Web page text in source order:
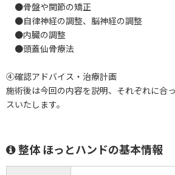
●骨盤や関節の矯正
●自律神経の調整、脳神経の調整
●内臓の調整
●頭蓋仙骨療法
④確認アドバイス・治療計画
施術後は今回の内容を説明、それぞれに合
スいたします。
整体 ほっとハンドの基本情報